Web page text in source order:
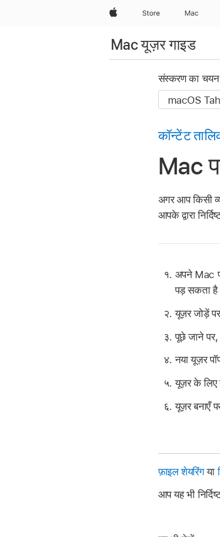
AppleStore Mac
Mac यूज़र गाइड
संस्करण का
कॉन्टेंट
Mac
अगर आप किसी
आपके द्वारा
अपने Mac
पड़ सकता
यूज़र जोड़ें
पूछे जाने
नया यूज़र
यूज़र के लिए
यूज़र बनाएँ
फ़ाइल शेयरिंगया
आप यह भी